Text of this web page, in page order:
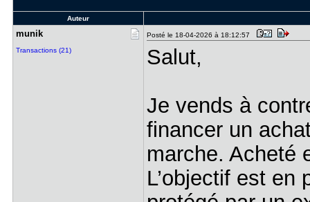
Auteur
munik
Transactions (21)
Posté le 18-04-2026 à 18:12:57
Salut,
Je vends à
financer un
marche. Acheté
L’objectif est en